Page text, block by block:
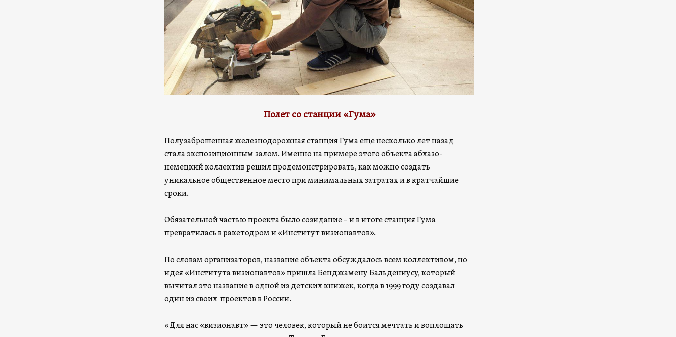
Полет со станции «Гума»
Полузаброшенная железнодорожная станция Гума еще несколько лет назад
стала экспозиционным залом. Именно на примере этого объекта абхазо-
немецкий коллектив решил продемонстрировать, как можно создать
уникальное общественное место при минимальных затратах и в кратчайшие
сроки.
Обязательной частью проекта было созидание – и в итоге станция Гума
превратилась в ракетодром и «Институт визионавтов».
По словам организаторов, название объекта обсуждалось всем коллективом, но
идея «Института визионавтов» пришла Бенджамену Бальдениусу, который
вычитал это название в одной из детских книжек, когда в 1999 году создавал
один из своих проектов в России.
«Для нас «визионавт» — это человек, который не боится мечтать и воплощать